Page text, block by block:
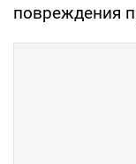
повреждения